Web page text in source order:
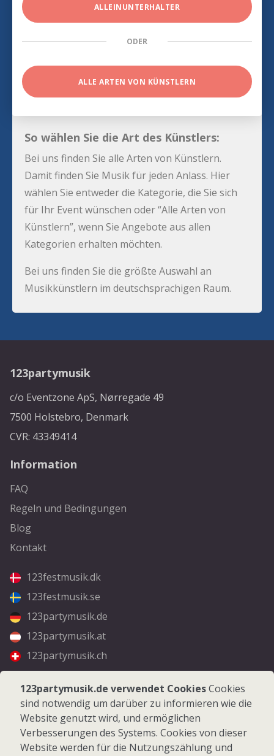
ALLEINUNTERHALTER
ODER
ALLE ARTEN VON KÜNSTLERN
So wählen Sie die Art des Künstlers:
Bei uns finden Sie alle Arten von Künstlern.
Damit finden Sie Musik für jeden Anlass. Hier
wählen Sie entweder die Kategorie, die Sie sich
für Ihr Event wünschen oder “Alle Arten von
Künstlern”, wenn Sie Angebote aus allen
Kategorien erhalten möchten.
Bei uns finden Sie die größte Auswahl an
Musikkünstlern im deutschsprachigen Raum.
123partymusik
c/o Eventzone ApS, Nørregade 49
7500 Holstebro, Denmark
CVR: 43349414
Information
FAQ
Regeln und Bedingungen
Blog
Kontakt
123festmusik.dk
123festmusik.se
123partymusik.de
123partymusik.at
123partymusik.ch
Folgen Sie uns
Facebook
Instagram
123partymusik.de verwendet CookiesCookies
sind notwendig um darüber zu informieren wie die
Website genutzt wird, und ermöglichen
Verbesserungen des Systems. Cookies von dieser
Website werden für die Nutzungszählung und